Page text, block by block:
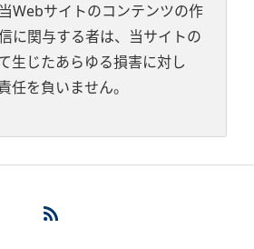
Webサイトのコンテンツの作
に関与する者は、当サイトの
生じたあらゆる損害に対し
任を負いません。